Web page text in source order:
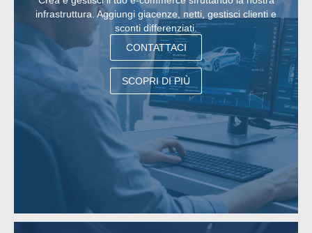
infrastruttura. Aggiungi giacenze, netti, gestisci clienti e
sconti differenziati.
CONTATTACI
SCOPRI DI PIÙ